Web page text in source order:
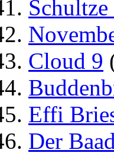
Cloud 9
Effi
Der